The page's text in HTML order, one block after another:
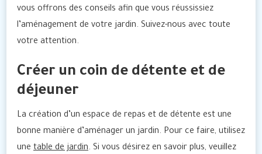
vous offrons des conseils afin que vous réussissiez
l’aménagement de votre jardin. Suivez-nous avec toute
votre attention.
Créer un coin de détente et de
déjeuner
La création d’un espace de repas et de détente est une
bonne manière d’aménager un jardin. Pour ce faire, utilisez
une table de jardin. Si vous désirez en savoir plus, veuillez